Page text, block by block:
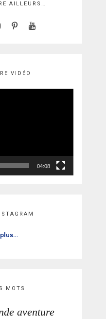
AILLEURS…
VIDÉO
04:08
MOTS
aventure